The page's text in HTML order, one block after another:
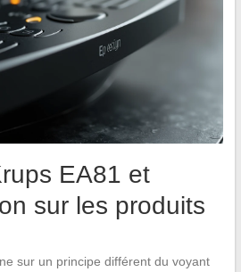
EA81 et
sur les produits
sur un principe différent du voyant